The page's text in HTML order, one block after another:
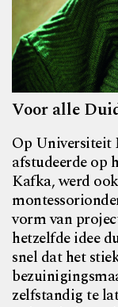
Voor alle
Op Universiteit
afstudeerde op
Kafka, werd
vorm van
hetzelfde idee
snel dat het
zelfstandig te